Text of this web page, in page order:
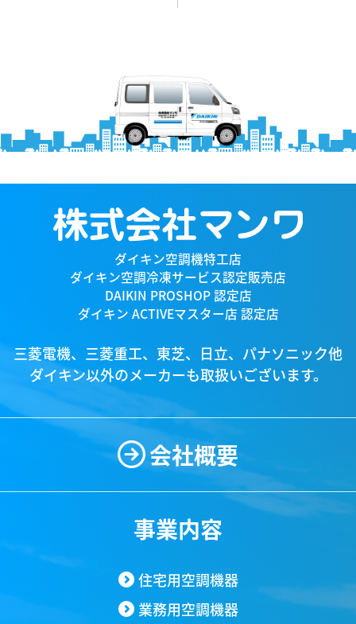
ダイキン空調機特工店
ダイキン空調冷凍サービス認定販売店
DAIKIN PROSHOP 認定店
ダイキン ACTIVEマスター店 認定店
三菱電機、三菱重工、東芝、日立、パナソニック他
ダイキン以外のメーカーも取扱いございます。
会社概要
事業内容
住宅用空調機器
業務用空調機器